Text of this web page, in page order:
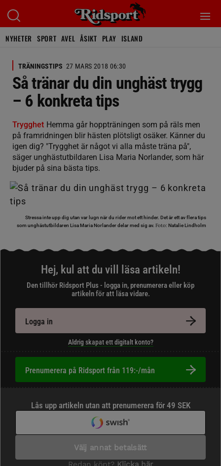
NYHETER SPORT AVEL ÅSIKT PLAY ISLAND
TRÄNINGSTIPS 27 MARS 2018 06:30
Så tränar du din unghäst trygg
– 6 konkreta tips
Trygghet Hemma går hoppträningen som på räls men
på framridningen blir hästen plötsligt osäker. Känner du
igen dig? "Trygghet är något vi alla måste träna på",
säger unghästutbildaren Lisa Maria Norlander, som här
bjuder på sina bästa tips.
Stressa inte upp dig utan var lugn när du rider mot ett hinder. Det är ett av flera tips
som unghästutbildaren Lisa Maria Norlander delar med sig av. Foto: Natalie Lindholm
Hej, kul att du vill läsa artikeln!
Den tillhör Ridsport Plus - logga in, prenumerera eller köp
artikeln för att läsa vidare.
Logga in
Aldrig skapat ett digitalt konto?
Prenumerera på Ridsport från 119:-/mån